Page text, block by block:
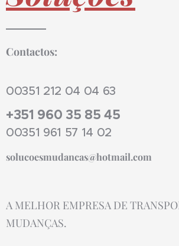
Contactos:
00351 212 04 04 63
+351 960 35 85 45
00351 961 57 14 02
solucoesmudancas@hotmail.com
A MELHOR EMPRESA DE
MUDANÇAS.